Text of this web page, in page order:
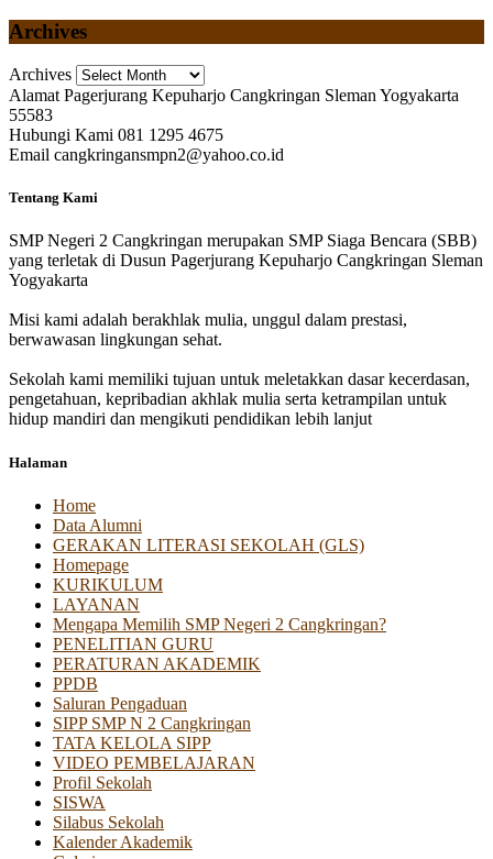
Archives
Archives
Alamat Pagerjurang Kepuharjo Cangkringan Sleman Yogyakarta
55583
Hubungi Kami 081 1295 4675
Email cangkringansmpn2@yahoo.co.id
Tentang Kami
SMP Negeri 2 Cangkringan merupakan SMP Siaga Bencara (SBB)
yang terletak di Dusun Pagerjurang Kepuharjo Cangkringan Sleman
Yogyakarta
Misi kami adalah berakhlak mulia, unggul dalam prestasi,
berwawasan lingkungan sehat.
Sekolah kami memiliki tujuan untuk meletakkan dasar kecerdasan,
pengetahuan, kepribadian akhlak mulia serta ketrampilan untuk
hidup mandiri dan mengikuti pendidikan lebih lanjut
Halaman
Home
Data Alumni
GERAKAN LITERASI SEKOLAH (GLS)
Homepage
KURIKULUM
LAYANAN
Mengapa Memilih SMP Negeri 2 Cangkringan?
PENELITIAN GURU
PERATURAN AKADEMIK
PPDB
Saluran Pengaduan
SIPP SMP N 2 Cangkringan
TATA KELOLA SIPP
VIDEO PEMBELAJARAN
Profil Sekolah
SISWA
Silabus Sekolah
Kalender Akademik